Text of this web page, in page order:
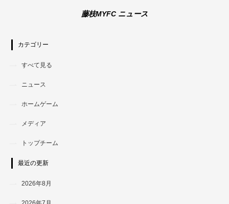
藤枝MYFC ニュース
カテゴリー
すべて見る
ニュース
ホームゲーム
メディア
トップチーム
最近の更新
2026年8月